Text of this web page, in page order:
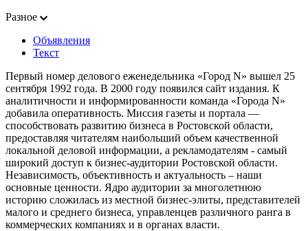
Разное
Объявления
Текст
Первый номер делового еженедельника «Город N» вышел 25
сентября 1992 года. В 2000 году появился сайт издания. К
аналитичности и информированности команда «Города N»
добавила оперативность. Миссия газеты и портала —
способствовать развитию бизнеса в Ростовской области,
предоставляя читателям наибольший объем качественной
локальной деловой информации, а рекламодателям - самый
широкий доступ к бизнес-аудитории Ростовской области.
Независимость, объективность и актуальность – наши
основные ценности. Ядро аудитории за многолетнюю
историю сложилась из местной бизнес-элиты, представителей
малого и среднего бизнеса, управленцев различного ранга в
коммерческих компаниях и в органах власти.